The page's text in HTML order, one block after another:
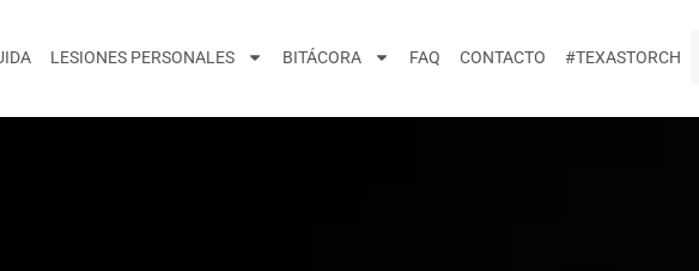
LESIONES PERSONALES BITÁCORA FAQ CONTACTO #TEXASTORCH